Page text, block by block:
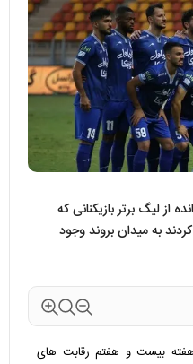
از لیگ برتر بازیکنانی که
به میدان بروند وجود
هفته بیست و هفتم رقابت های